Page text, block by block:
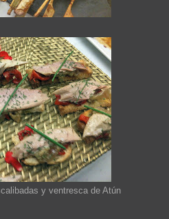
y ventresca de Atún